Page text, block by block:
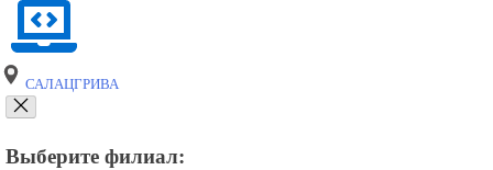
САЛАЦГРИВА
Выберите филиал: